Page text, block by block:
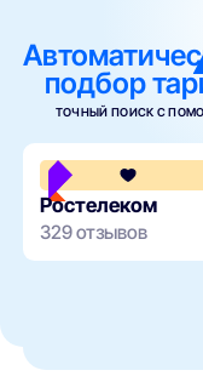
подбор
ТОЧНЫЙ ПОИСК С
Ростелеком
329 отзывов